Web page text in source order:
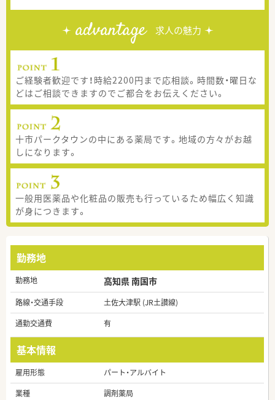
advantage 求人の魅力
ご経験者歓迎です！時給2200円まで応相談。時間数・曜日な
どはご相談できますのでご都合をお伝えください。
十市パークタウンの中にある薬局です。地域の方々がお越
しになります。
一般用医薬品や化粧品の販売も行っているため幅広く知識
が身につきます。
勤務地
勤務地 高知県 南国市
路線・交通手段
土佐大津駅 (JR土讃線)
通勤交通費
有
基本情報
雇用形態
パート・アルバイト
業種
調剤薬局